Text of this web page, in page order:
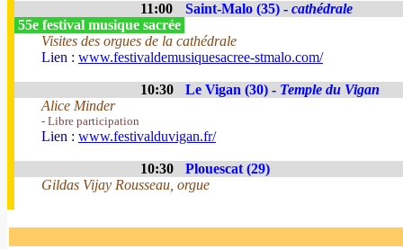
11:00 Saint-Malo (35) - cathédrale
55e festival musique sacrée
Visites des orgues de la cathédrale
Lien : www.festivaldemusiquesacree-stmalo.com/
10:30 Le Vigan (30) - Temple du Vigan
Alice Minder
- Libre participation
Lien : www.festivalduvigan.fr/
10:30
Plouescat (29)
Gildas Vijay Rousseau, orgue